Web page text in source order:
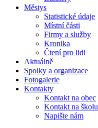
Městys
Statistické údaje
Místní části
Firmy a služby
Kronika
Čtení pro lidi
Aktuálně
Spolky a organizace
Fotogalerie
Kontakty
Kontakt na obec
Kontakt na školu
Napište nám